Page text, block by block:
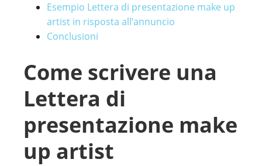
Esempio Lettera di presentazione make up
artist in risposta all’annuncio
Conclusioni
Come scrivere una
Lettera di
presentazione make
up artist